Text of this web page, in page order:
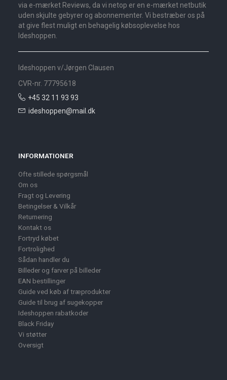
via e-mærket Reviews, da vi netop er en e-mærket netbutik
uden skjulte gebyrer og abonnementer. Vi bestræber os på
at give flest muligt en behagelig købsoplevelse hos
Ideshoppen.
Ideshoppen v/Jørgen Clausen
CVR-nr. 77795618
+45 32 11 93 93
ideshoppen@mail.dk
INFORMATIONER
Ofte stillede spørgsmål
Om os
Fragt og Levering
Betingelser & Vilkår
Returnering
Kontakt os
Fortryd købet
Fortrolighed
Sådan handler du
Billeder og farver på billeder
EAN bestillinger
Guide ved køb af træprodukter
Guide til brug af sugekopper
Ideshoppen rabatkoder
Black Friday
Vi støtter
Oversigt